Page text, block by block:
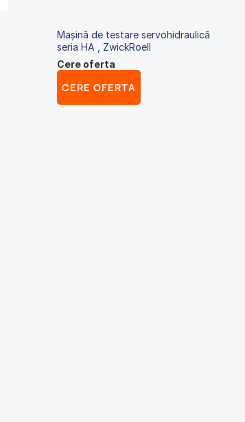
Mașină de testare servohidraulică
seria HA , ZwickRoell
Cere oferta
CERE OFERTA